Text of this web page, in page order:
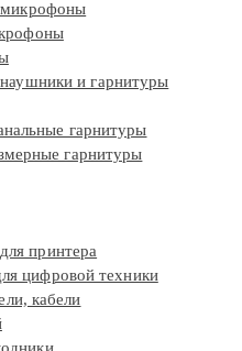
и гарнитуры
гарнитуры
гарнитуры
принтера
цифровой техники
кабели